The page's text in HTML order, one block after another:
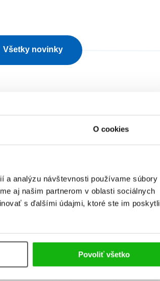
O cookies
a analýzu návštevnosti používame súbory
aj našim partnerom v oblasti sociálnych
s ďalšími údajmi, ktoré ste im poskytli
Povoliť všetko
Všetky novinky